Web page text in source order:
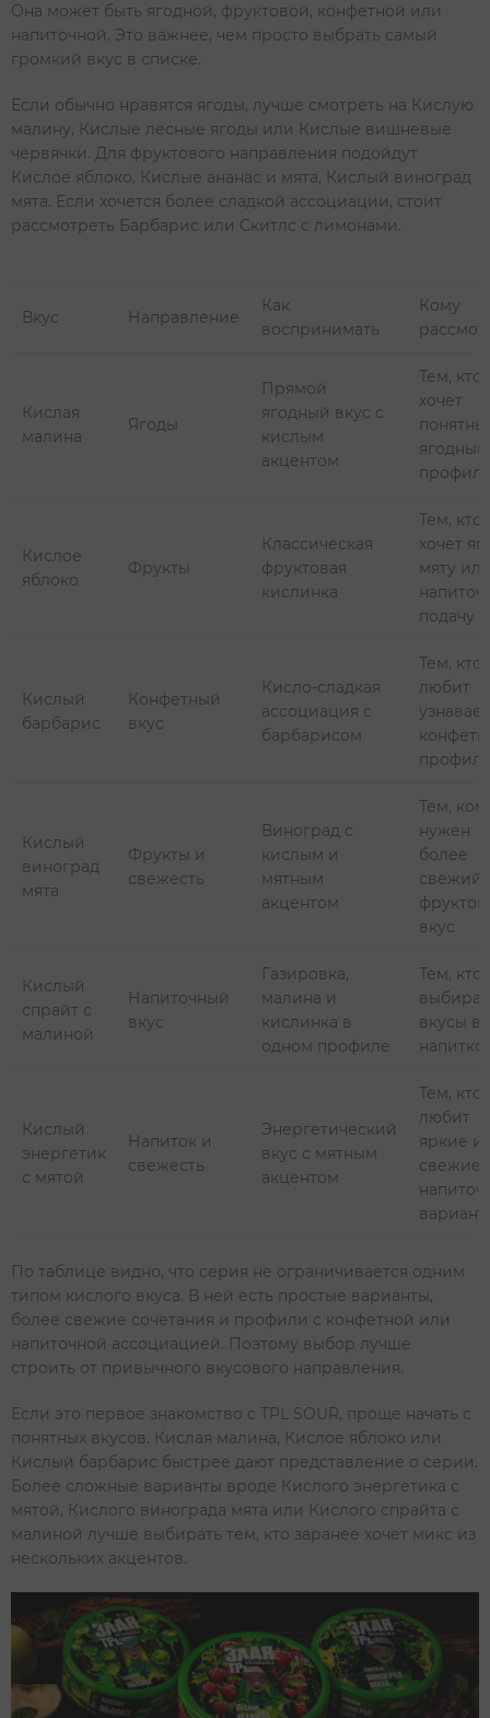
Она может быть ягодной, фруктовой, конфетной или
напиточной. Это важнее, чем просто выбрать самый
громкий вкус в списке.
Если обычно нравятся ягоды, лучше смотреть на Кислую
малину, Кислые лесные ягоды или Кислые вишневые
червячки. Для фруктового направления подойдут
Кислое яблоко, Кислые ананас и мята, Кислый виноград
мята. Если хочется более сладкой ассоциации, стоит
рассмотреть Барбарис или Скитлс с лимонами.
Вкус Направление
Как
воспринимать
Кому
Кислая
малина
Ягоды
Прямой
ягодный вкус с
кислым
акцентом
Тем, кто
хочет
ягодный
профиль
Кислое
яблоко
Фрукты
Классическая
фруктовая
кислинка
Тем, кто
хочет
мяту
подачу
Кислый
барбарис
Конфетный
вкус
Кисло-сладкая
ассоциация с
барбарисом
Тем, кто
любит
Кислый
виноград
мята
Фрукты и
свежесть
Виноград с
кислым и
мятным
акцентом
Тем,
нужен
более
свежий
вкус
Кислый
спрайт с
малиной
Напиточный
вкус
Газировка,
малина и
кислинка в
одном профиле
Тем, кто
вкусы в
Кислый
энергетик
с мятой
Напиток и
свежесть
Энергетический
вкус с мятным
акцентом
Тем, кто
любит
яркие и
свежие
По таблице видно, что серия не ограничивается одним
типом кислого вкуса. В ней есть простые варианты,
более свежие сочетания и профили с конфетной или
напиточной ассоциацией. Поэтому выбор лучше
строить от привычного вкусового направления.
Если это первое знакомство с TPL SOUR, проще начать с
понятных вкусов. Кислая малина, Кислое яблоко или
Кислый барбарис быстрее дают представление о серии.
Более сложные варианты вроде Кислого энергетика с
мятой, Кислого винограда мята или Кислого спрайта с
малиной лучше выбирать тем, кто заранее хочет микс из
нескольких акцентов.